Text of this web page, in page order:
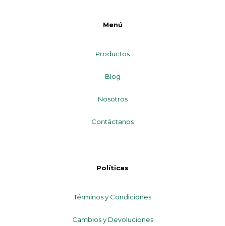
Menú
Productos
Blog
Nosotros
Contáctanos
Políticas
Términos y Condiciones
Cambios y Devoluciones